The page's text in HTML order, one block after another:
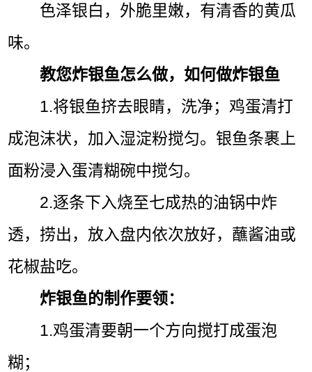
色泽银白，外脆里嫩，有清香的黄瓜
味。
教您炸银鱼怎么做，如何做炸银鱼
1.将银鱼挤去眼睛，洗净；鸡蛋清打
成泡沫状，加入湿淀粉搅匀。银鱼条裹上
面粉浸入蛋清糊碗中搅匀。
2.逐条下入烧至七成热的油锅中炸
透，捞出，放入盘内依次放好，蘸酱油或
花椒盐吃。
炸银鱼的制作要领：
1.鸡蛋清要朝一个方向搅打成蛋泡
糊；